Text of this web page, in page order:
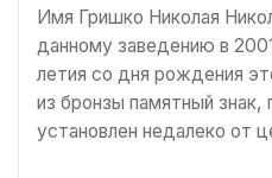
Имя Гришко Николая
данному заведению в
летия со дня рождения
из бронзы памятный
установлен недалеко от